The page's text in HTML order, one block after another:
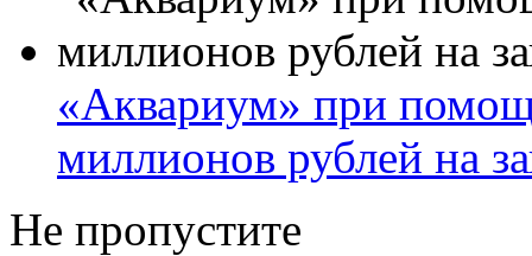
«Аквариум» при
миллионов рублей на
Не пропустите